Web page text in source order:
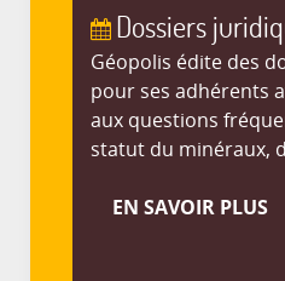
Dossiers
Géopolis édite des
pour ses adhérents
aux questions
statut du minéraux,
EN SAVOIR PLUS